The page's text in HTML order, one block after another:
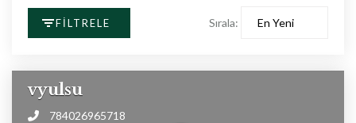
FILTRELE Sırala:
vyulsu
784026965718